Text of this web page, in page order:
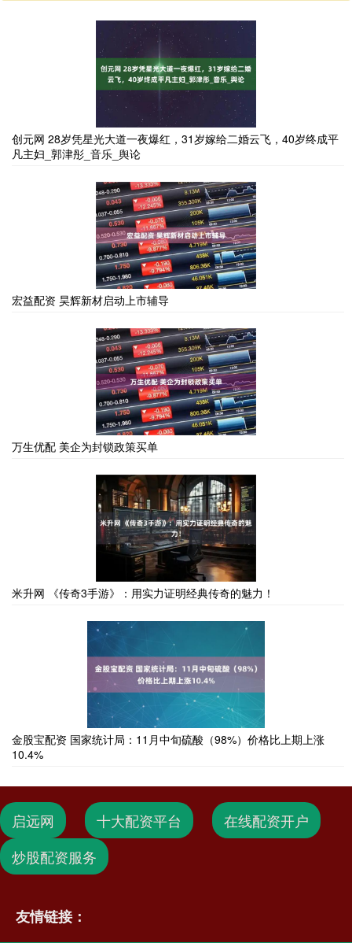
创元网 28岁凭星光大道一夜爆红，31岁嫁给二婚云飞，40岁终成平
凡主妇_郭津彤_音乐_舆论
宏益配资 昊辉新材启动上市辅导
万生优配 美企为封锁政策买单
米升网 《传奇3手游》：用实力证明经典传奇的魅力！
金股宝配资 国家统计局：11月中旬硫酸（98%）价格比上期上涨
10.4%
启远网 十大配资平台
在线配资开户
炒股配资服务
友情链接：